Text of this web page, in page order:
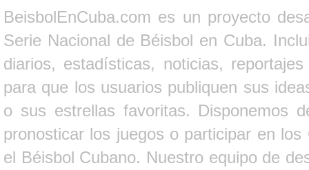
BeisbolEnCuba.com es un proyecto
Serie Nacional de Béisbol en Cuba.
diarios, estadísticas, noticias,
para que los usuarios publiquen sus
o sus estrellas favoritas. Disponemos
pronosticar los juegos o participar en
el Béisbol Cubano. Nuestro equipo de